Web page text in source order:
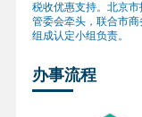
税收优惠支持。北京
管委会牵头，联合市
组成认定小组负责。
办事流程